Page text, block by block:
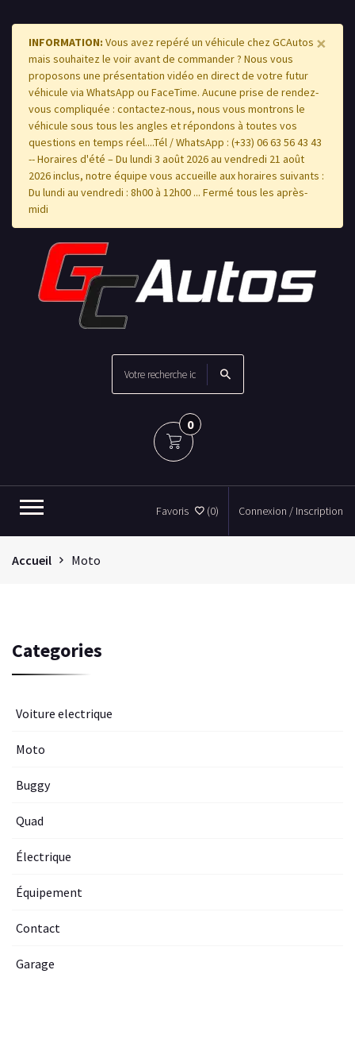
INFORMATION: Vous avez repéré un véhicule chez GCAutos
mais souhaitez le voir avant de commander ? Nous vous
proposons une présentation vidéo en direct de votre futur
véhicule via WhatsApp ou FaceTime. Aucune prise de rendez-
vous compliquée : contactez-nous, nous vous montrons le
véhicule sous tous les angles et répondons à toutes vos
questions en temps réel....Tél / WhatsApp : (+33) 06 63 56 43 43
-- Horaires d'été – Du lundi 3 août 2026 au vendredi 21 août
2026 inclus, notre équipe vous accueille aux horaires suivants :
Du lundi au vendredi : 8h00 à 12h00 ... Fermé tous les après-
midi
×
0
Favoris (0) Connexion / Inscription
Accueil Moto
Categories
Voiture electrique
Moto
Buggy
Quad
Électrique
Équipement
Contact
Garage